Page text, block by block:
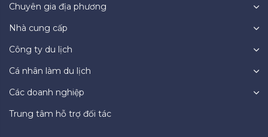
Chuyên gia địa phương
Nhà cung cấp
Công ty du lịch
Cá nhân làm du lịch
Các doanh nghiệp
Trung tâm hỗ trợ đối tác